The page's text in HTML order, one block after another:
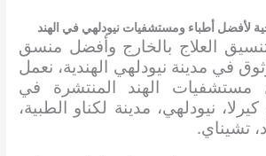
لأفضل أطباء ومستشفيات نيودلهي في الهند
العلاج بالخارج وأفضل منسق
في مدينة نيودلهي الهندية، نعمل
مستشفيات الهند المنتشرة في
نيودلهي، مدينة لكناو الطبية،
تشيناي.